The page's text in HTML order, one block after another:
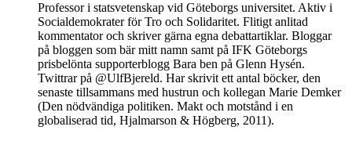
Professor i statsvetenskap vid Göteborgs universitet. Aktiv i
Socialdemokrater för Tro och Solidaritet. Flitigt anlitad
kommentator och skriver gärna egna debattartiklar. Bloggar
på bloggen som bär mitt namn samt på IFK Göteborgs
prisbelönta supporterblogg Bara ben på Glenn Hysén.
Twittrar på @UlfBjereld. Har skrivit ett antal böcker, den
senaste tillsammans med hustrun och kollegan Marie Demker
(Den nödvändiga politiken. Makt och motstånd i en
globaliserad tid, Hjalmarson & Högberg, 2011).